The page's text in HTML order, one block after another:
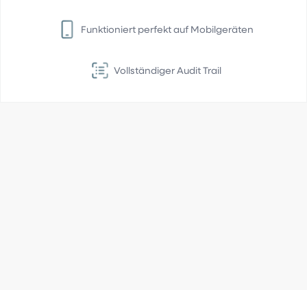
Funktioniert perfekt auf Mobilgeräten
Vollständiger Audit Trail